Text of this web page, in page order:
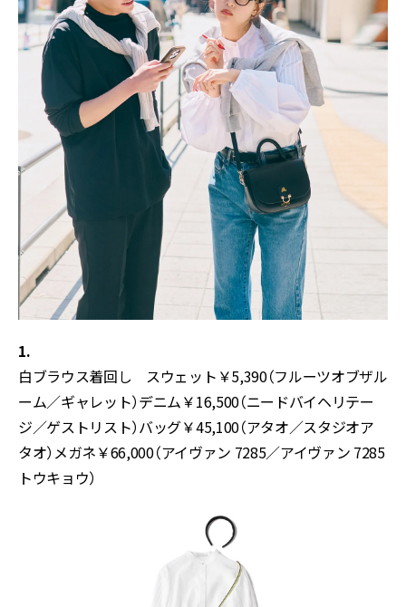
1.
白ブラウス着回し スウェット￥5,390（フルーツオブザル
ーム／ギャレット）デニム￥16,500（ニードバイヘリテー
ジ／ゲストリスト）バッグ￥45,100（アタオ／スタジオア
タオ）メガネ￥66,000（アイヴァン 7285／アイヴァン 7285
トウキョウ）